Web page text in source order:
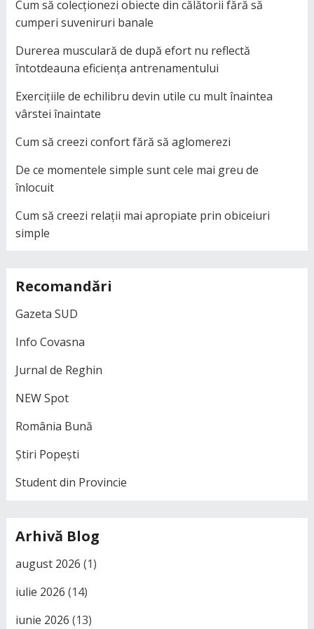
Cum să colecționezi obiecte din călătorii fără să
cumperi suveniruri banale
Durerea musculară de după efort nu reflectă
întotdeauna eficiența antrenamentului
Exercițiile de echilibru devin utile cu mult înaintea
vârstei înaintate
Cum să creezi confort fără să aglomerezi
De ce momentele simple sunt cele mai greu de
înlocuit
Cum să creezi relații mai apropiate prin obiceiuri
simple
Recomandări
Gazeta SUD
Info Covasna
Jurnal de Reghin
NEW Spot
România Bună
Știri Popești
Student din Provincie
Arhivă Blog
august 2026 (1)
iulie 2026 (14)
iunie 2026 (13)